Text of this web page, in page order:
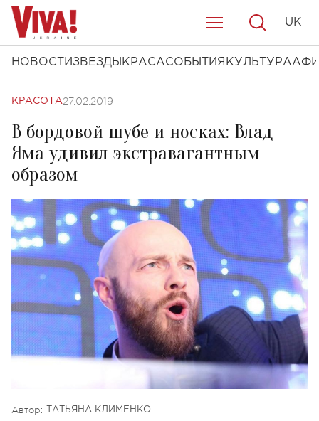
НОВОСТИ ЗВЕЗДЫ КРАСАСОБЫТИЯ КУЛЬТУРА
UK
КРАСОТА27.02.2019
В бордовой шубе и носках: Влад
Яма удивил экстравагантным
образом
Автор: ТАТЬЯНА КЛИМЕНКО